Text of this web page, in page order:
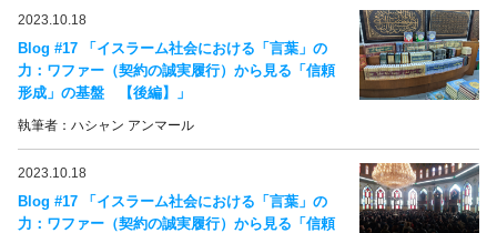
2023.10.18
Blog #17 「イスラーム社会における「言葉」の
力：ワファー（契約の誠実履行）から見る「信頼
形成」の基盤 【後編】」
執筆者：ハシャン アンマール
2023.10.18
Blog #17 「イスラーム社会における「言葉」の
力：ワファー（契約の誠実履行）から見る「信頼